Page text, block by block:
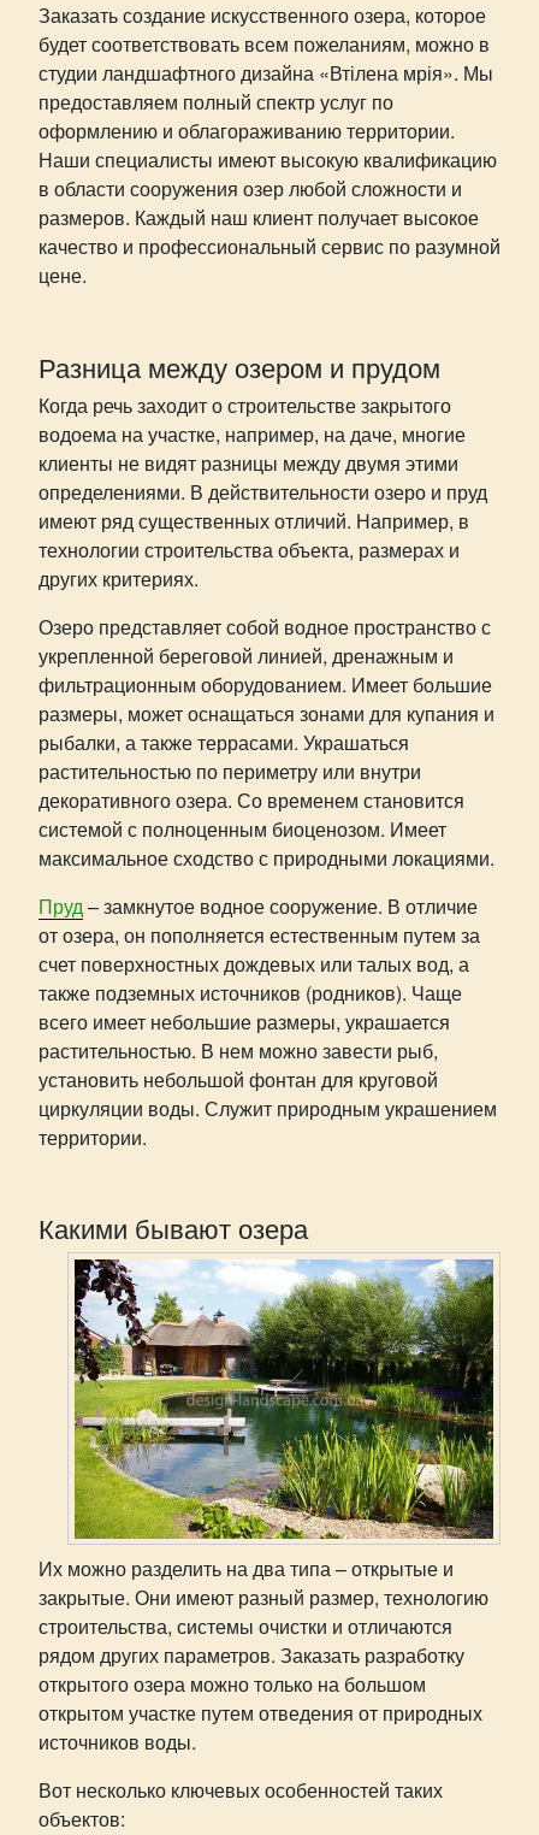
Заказать создание искусственного озера, которое
будет соответствовать всем пожеланиям, можно в
студии ландшафтного дизайна «Втілена мрія». Мы
предоставляем полный спектр услуг по
оформлению и облагораживанию территории.
Наши специалисты имеют высокую квалификацию
в области сооружения озер любой сложности и
размеров. Каждый наш клиент получает высокое
качество и профессиональный сервис по разумной
цене.
Разница между озером и прудом
Когда речь заходит о строительстве закрытого
водоема на участке, например, на даче, многие
клиенты не видят разницы между двумя этими
определениями. В действительности озеро и пруд
имеют ряд существенных отличий. Например, в
технологии строительства объекта, размерах и
других критериях.
Озеро представляет собой водное пространство с
укрепленной береговой линией, дренажным и
фильтрационным оборудованием. Имеет большие
размеры, может оснащаться зонами для купания и
рыбалки, а также террасами. Украшаться
растительностью по периметру или внутри
декоративного озера. Со временем становится
системой с полноценным биоценозом. Имеет
максимальное сходство с природными локациями.
Пруд– замкнутое водное сооружение. В отличие
от озера, он пополняется естественным путем за
счет поверхностных дождевых или талых вод, а
также подземных источников (родников). Чаще
всего имеет небольшие размеры, украшается
растительностью. В нем можно завести рыб,
установить небольшой фонтан для круговой
циркуляции воды. Служит природным украшением
территории.
Какими бывают озера
Их можно разделить на два типа – открытые и
закрытые. Они имеют разный размер, технологию
строительства, системы очистки и отличаются
рядом других параметров. Заказать разработку
открытого озера можно только на большом
открытом участке путем отведения от природных
источников воды.
Вот несколько ключевых особенностей таких
объектов: